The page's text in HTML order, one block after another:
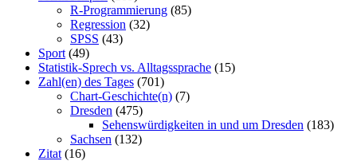
R-Programmierung (85)
Regression (32)
SPSS (43)
Sport (49)
Statistik-Sprech vs. Alltagssprache (15)
Zahl(en) des Tages (701)
Chart-Geschichte(n) (7)
Dresden (475)
Sehenswürdigkeiten in und um Dresden (183)
Sachsen (132)
Zitat (16)